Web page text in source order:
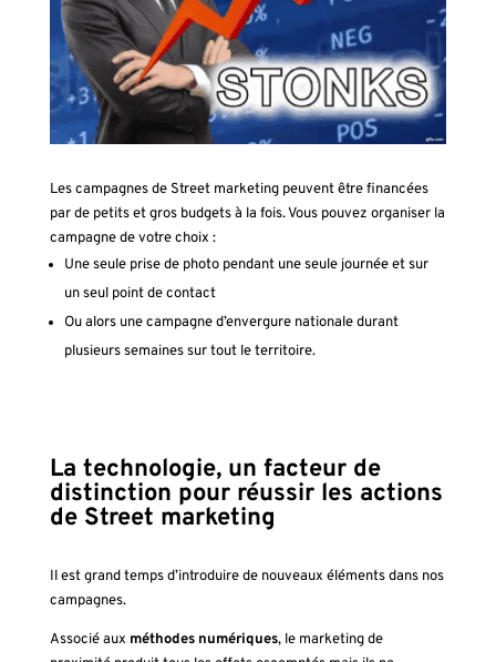
Les campagnes de Street marketing peuvent être financées
par de petits et gros budgets à la fois. Vous pouvez organiser la
campagne de votre choix :
Une seule prise de photo pendant une seule journée et sur
un seul point de contact
Ou alors une campagne d’envergure nationale durant
plusieurs semaines sur tout le territoire.
La technologie, un facteur de
distinction pour réussir les actions
de Street marketing
Il est grand temps d’introduire de nouveaux éléments dans nos
campagnes.
Associé aux méthodes numériques, le marketing de